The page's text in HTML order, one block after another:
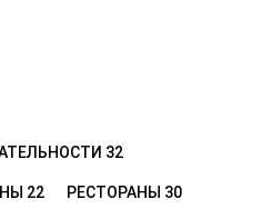
32
22 РЕСТОРАНЫ 30